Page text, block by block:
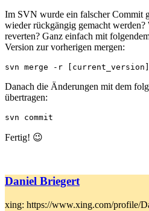
Im SVN wurde ein falscher Commit
wieder rückgängig gemacht
reverten? Ganz einfach mit
Version zur vorherigen mergen:
svn merge -r
Danach die Änderungen mit dem
übertragen:
svn commit
Fertig! 😉
Daniel Briegert
xing: https://www.xing.com/profile/